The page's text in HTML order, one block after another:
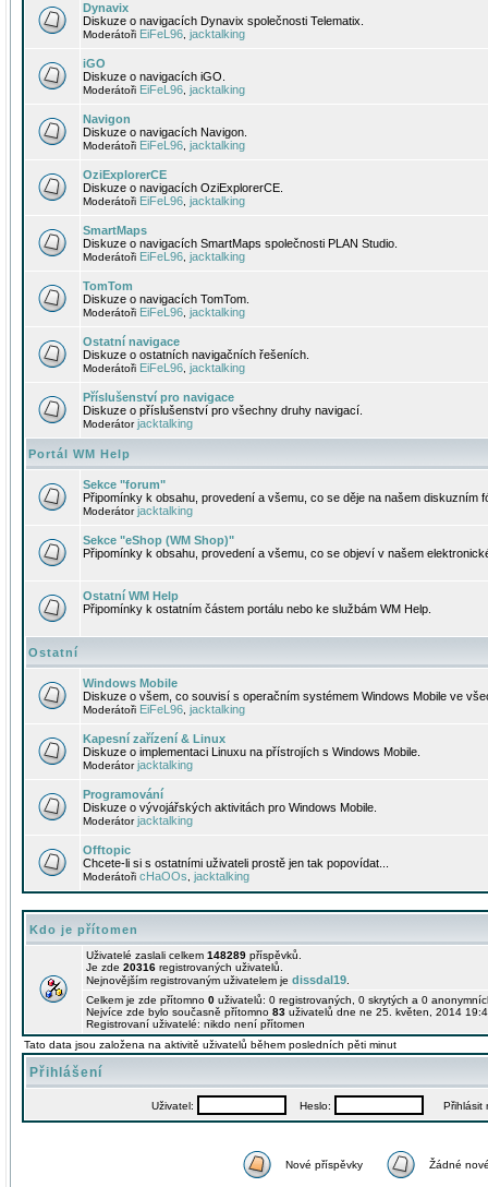
Dynavix
Diskuze o navigacích Dynavix společnosti Telematix.
Moderátoři EiFeL96 jacktalking
iGO
Diskuze o navigacích iGO.
Moderátoři EiFeL96 jacktalking
Navigon
Diskuze o navigacích Navigon.
Moderátoři EiFeL96 jacktalking
OziExplorerCE
Diskuze o navigacích OziExplorerCE.
Moderátoři EiFeL96 jacktalking
SmartMaps
Diskuze o navigacích SmartMaps společnosti PLAN Studio.
Moderátoři EiFeL96 jacktalking
TomTom
Diskuze o navigacích TomTom.
Moderátoři EiFeL96 jacktalking
Ostatní navigace
Diskuze o ostatních navigačních řešeních.
Moderátoři EiFeL96 jacktalking
Příslušenství pro navigace
Diskuze o příslušenství pro všechny druhy navigací.
Moderátorjacktalking
Portál WM Help
Sekce "forum"
Připomínky k obsahu, provedení a všemu, co se děje na našem diskuzním
Moderátorjacktalking
Sekce "eShop (WM Shop)"
Připomínky k obsahu, provedení a všemu, co se objeví v našem
Ostatní WM Help
Připomínky k ostatním částem portálu nebo ke službám WM Help.
Ostatní
Windows Mobile
Diskuze o všem, co souvisí s operačním systémem Windows Mobile ve
Moderátoři EiFeL96 jacktalking
Kapesní zařízení & Linux
Diskuze o implementaci Linuxu na přístrojích s Windows Mobile.
Moderátorjacktalking
Programování
Diskuze o vývojářských aktivitách pro Windows Mobile.
Moderátorjacktalking
Offtopic
Chcete-li si s ostatními uživateli prostě jen tak popovídat...
Moderátoři cHaOOs jacktalking
Kdo je přítomen
Uživatelé zaslali celkem 148289 příspěvků.
Je zde 20316 registrovaných uživatelů.
Nejnovějším registrovaným uživatelem je dissdal19
Celkem je zde přítomno 0 uživatelů: 0 registrovaných, 0 skrytých a 0
Nejvíce zde bylo současně přítomno 83 uživatelů dne ne 25. květen, 2014
Registrovaní uživatelé: nikdo není přítomen
Tato data jsou založena na aktivitě uživatelů během posledních pěti minut
Přihlášení
Uživatel: Heslo: Přihlásit
Nové příspěvky Žádné